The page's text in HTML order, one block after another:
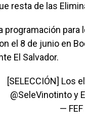
resta de las
programación
el 8 de junio en
El Salvador.
[SELECCIÓN] Los
@SeleVinotintoy
—